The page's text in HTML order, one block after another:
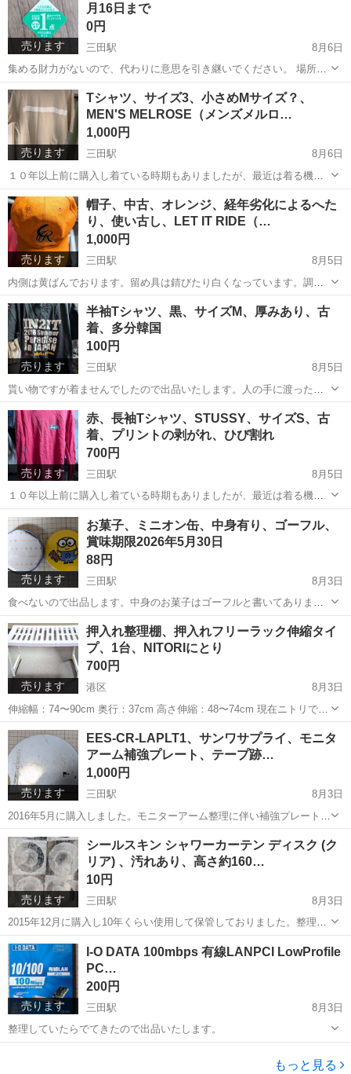
売ります
月16日まで
0円
三田駅
8月6日
集める財力がないので、代わりに意思を引き継いでください。 場所に
よっては持って行けます。詳しくは自己紹介へ。
東京 港区 その他 自己紹介
売ります
Tシャツ、サイズ3、小さめMサイズ？、
MEN'S MELROSE（メンズメルロ…
1,000円
三田駅
8月6日
１０年以上前に購入し着ている時期もありましたが、最近は着る機会
がないので出品いたします。 写真では上手く色が撮れませんでした。
アイロンをかけていないのでシワが目立ちます。
東京 港区 三田駅 クリーム色
売ります
帽子、中古、オレンジ、経年劣化によるへた
り、使い古し、LET IT RIDE（…
1,000円
三田駅
8月5日
内側は黄ばんでおります。留め具は錆びたり白くなっています。調整
ベルトは剥がれや、乾燥により固くなり、色がついています。
東京 港区 三田駅 その他 オレンジ
売ります
半袖Tシャツ、黒、サイズM、厚みあり、古
着、多分韓国
100円
三田駅
8月5日
貰い物ですが着ませんでしたので出品いたします。人の手に渡ったこ
とから古着として出品いたします。 厚みがあり夏に着ると暑そうで
す。 色は写真ほど薄くなく、黒いです。 アイロンをかけていないので
シワが目立ちます。 プリン...
東京 港区 三田駅
売ります
赤、長袖Tシャツ、STUSSY、サイズS、古
着、プリントの剥がれ、ひび割れ
700円
三田駅
8月5日
１０年以上前に購入し着ている時期もありましたが、最近は着る機会
がないので出品いたします。 アイロンをかけていないのでシワが目立
ちます。 プリントの剥がれ、ひび割れがあります。 赤色ですが経年劣
化により写真より薄くなって...
東京 港区 三田駅 STUSSY
売ります
お菓子、ミニオン缶、中身有り、ゴーフル、
賞味期限2026年5月30日
88円
三田駅
8月3日
食べないので出品します。中身のお菓子はゴーフルと書いてありま
す。
東京 港区 三田駅 食品 ミニオン
売ります
押入れ整理棚、押入れフリーラック伸縮タイ
プ、1台、NITORIにとり
700円
港区
8月3日
伸縮幅：74〜90cm 奥行：37cm 高さ伸縮：48〜74cm 現在ニトリでは
モデルチェンジした物が売られているようです。 74cm以上ですとア
タッチメントが2枚しか無いので隙間ができます。 真ん中が凹ん...
東京 港区
売ります
EES-CR-LAPLT1、サンワサプライ、モニタ
アーム補強プレート、テープ跡…
1,000円
三田駅
8月3日
2016年5月に購入しました。モニターアーム整理に伴い補強プレートも
出品いたします。両面テープこびりついてます。 同じものがもう1個
あります。 URLは参考程度に留めて下さい。 ▼参考元URL
www.amazo...
東京 港区
売ります
シールスキン シャワーカーテン ディスク (ク
リア) 、汚れあり、高さ約160…
10円
三田駅
8月3日
2015年12月に購入し10年くらい使用して保管しておりました。整理に
伴い出品いたします。サイズは購入元よりカットして小さくなってお
ります。カーテンにはカルシウム等の白い汚れが付着しております。
ハトメは7個です。 ...
東京 港区 カーテン
売ります
I-O DATA 100mbps 有線LANPCI LowProfile
PC…
200円
三田駅
8月3日
整理していたらでてきたので出品いたします。
もっと見る